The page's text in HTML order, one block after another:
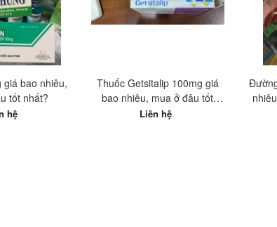
giá bao nhiêu,
tốt nhất?
hệ
Thuốc Getsitalip 100mg giá
bao nhiêu, mua ở đâu tốt
nhất?
Liên hệ